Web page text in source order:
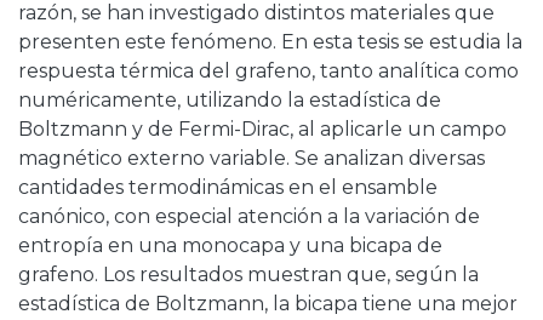
razón, se han investigado distintos materiales que
presenten este fenómeno. En esta tesis se estudia la
respuesta térmica del grafeno, tanto analítica como
numéricamente, utilizando la estadística de
Boltzmann y de Fermi-Dirac, al aplicarle un campo
magnético externo variable. Se analizan diversas
cantidades termodinámicas en el ensamble
canónico, con especial atención a la variación de
entropía en una monocapa y una bicapa de
grafeno. Los resultados muestran que, según la
estadística de Boltzmann, la bicapa tiene una mejor